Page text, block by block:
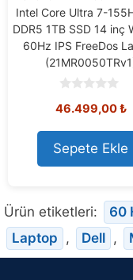
Intel Core Ultra 7-
DDR5 1TB SSD 14 inç
60Hz IPS FreeDos
o
t
o
f
5
46.499,00₺
Sepete Ekle
Ürün etiketleri: 60
Laptop , Dell ,